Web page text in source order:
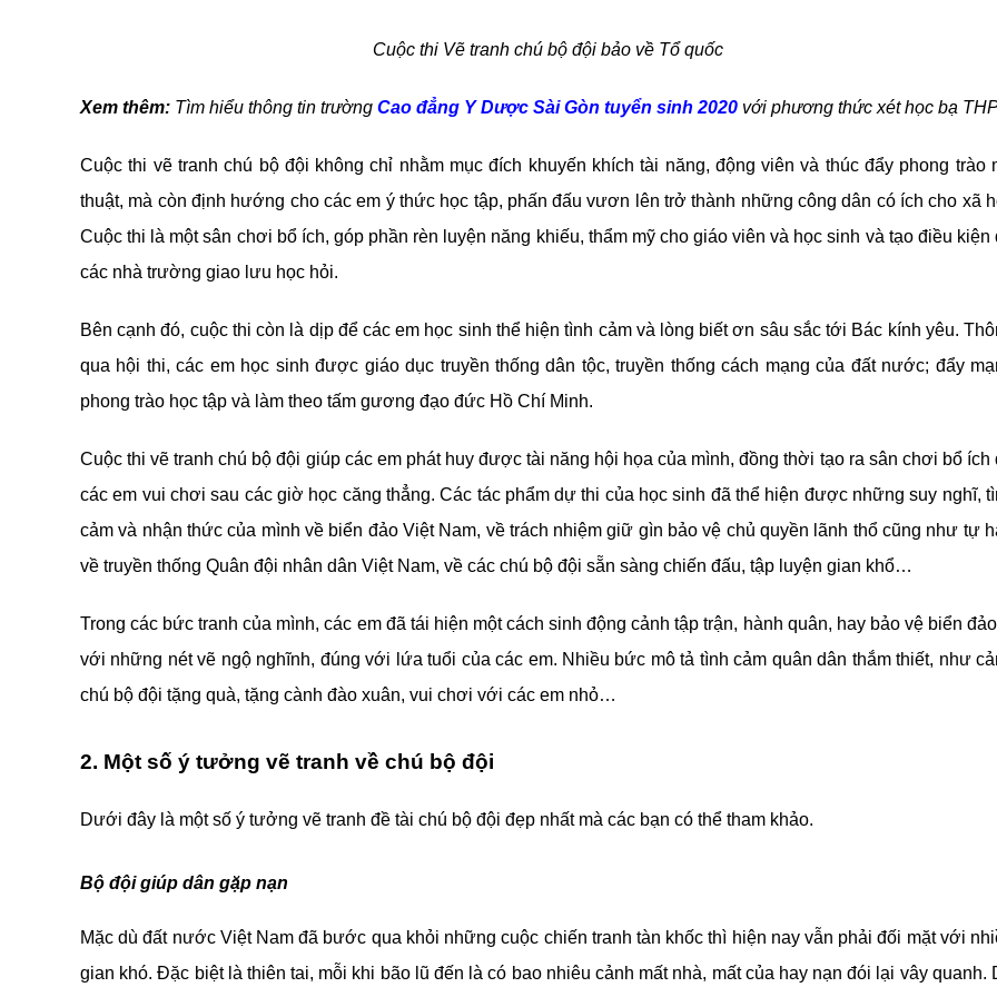
Cuộc thi Vẽ tranh chú bộ đội bảo về Tổ quốc
Xem thêm: Tìm hiểu thông tin trường Cao đẳng Y Dược Sài Gòn tuyển sinh 2020 với phương thức xét học bạ
Cuộc thi vẽ tranh chú bộ đội không chỉ nhằm mục đích khuyến khích tài năng, động viên và thúc đẩy phong trào
thuật, mà còn định hướng cho các em ý thức học tập, phấn đấu vươn lên trở thành những công dân có ích cho xã
Cuộc thi là một sân chơi bổ ích, góp phần rèn luyện năng khiếu, thẩm mỹ cho giáo viên và học sinh và tạo điều kiện
các nhà trường giao lưu học hỏi.
Bên cạnh đó, cuộc thi còn là dịp để các em học sinh thể hiện tình cảm và lòng biết ơn sâu sắc tới Bác kính yêu.
qua hội thi, các em học sinh được giáo dục truyền thống dân tộc, truyền thống cách mạng của đất nước; đẩy
phong trào học tập và làm theo tấm gương đạo đức Hồ Chí Minh.
Cuộc thi vẽ tranh chú bộ đội giúp các em phát huy được tài năng hội họa của mình, đồng thời tạo ra sân chơi bổ ích
các em vui chơi sau các giờ học căng thẳng. Các tác phẩm dự thi của học sinh đã thể hiện được những suy nghĩ,
cảm và nhận thức của mình về biển đảo Việt Nam, về trách nhiệm giữ gìn bảo vệ chủ quyền lãnh thổ cũng như tự
về truyền thống Quân đội nhân dân Việt Nam, về các chú bộ đội sẵn sàng chiến đấu, tập luyện gian khổ…
Trong các bức tranh của mình, các em đã tái hiện một cách sinh động cảnh tập trận, hành quân, hay bảo vệ biển
với những nét vẽ ngộ nghĩnh, đúng với lứa tuổi của các em. Nhiều bức mô tả tình cảm quân dân thắm thiết, như
chú bộ đội tặng quà, tặng cành đào xuân, vui chơi với các em nhỏ…
2. Một số ý tưởng vẽ tranh về chú bộ đội
Dưới đây là một số ý tưởng vẽ tranh đề tài chú bộ đội đẹp nhất mà các bạn có thể tham khảo.
Bộ đội giúp dân gặp nạn
Mặc dù đất nước Việt Nam đã bước qua khỏi những cuộc chiến tranh tàn khốc thì hiện nay vẫn phải đối mặt với
gian khó. Đặc biệt là thiên tai, mỗi khi bão lũ đến là có bao nhiêu cảnh mất nhà, mất của hay nạn đói lại vây quanh.